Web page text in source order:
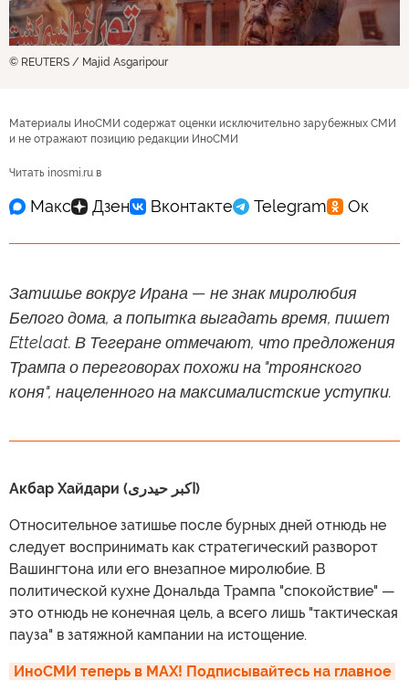
© REUTERS / Majid Asgaripour
Материалы ИноСМИ содержат оценки исключительно зарубежных СМИ
и не отражают позицию редакции ИноСМИ
Читать inosmi.ru в
Затишье вокруг Ирана — не знак миролюбия
Белого дома, а попытка выгадать время, пишет
Ettelaat. В Тегеране отмечают, что предложения
Трампа о переговорах похожи на "троянского
коня", нацеленного на максималистские уступки.
Акбар Хайдари (اکبر حیدری)
Относительное затишье после бурных дней отнюдь не
следует воспринимать как стратегический разворот
Вашингтона или его внезапное миролюбие. В
политической кухне Дональда Трампа "спокойствие" —
это отнюдь не конечная цель, а всего лишь "тактическая
пауза" в затяжной кампании на истощение.
ИноСМИ теперь в MAX! Подписывайтесь на главное